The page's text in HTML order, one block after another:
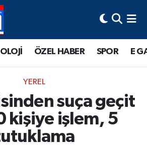
ÖZEL HABER SPOR E
YEREL
suça geçit
kişiye işlem, 5